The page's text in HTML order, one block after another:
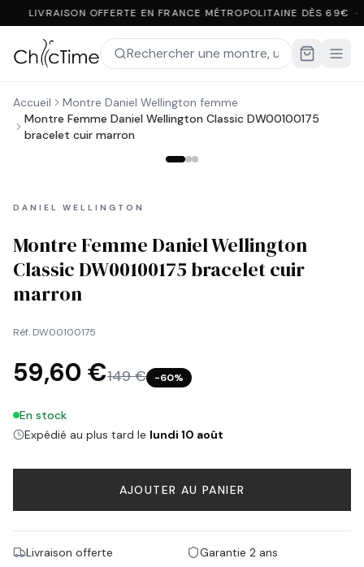
LIVRAISON OFFERTE EN FRANCE MÉTROPOLITAINE DÈS 69€
Accueil
Montre Daniel Wellington femme
Montre Femme Daniel Wellington Classic DW00100175
bracelet cuir marron
DANIEL WELLINGTON
Montre Femme Daniel Wellington
Classic DW00100175 bracelet cuir
marron
Réf. DW00100175
59,60 €149 € −60%
En stock
Expédié au plus tard le lundi 10 août
AJOUTER AU PANIER
Livraison offerte
Garantie 2 ans